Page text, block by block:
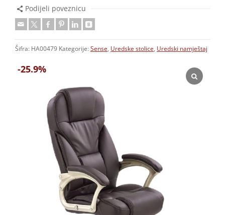
-25.9%
Podijeli poveznicu
Šifra: HA00479 Kategorije: Sense, Uredske stolice, Uredski namještaj